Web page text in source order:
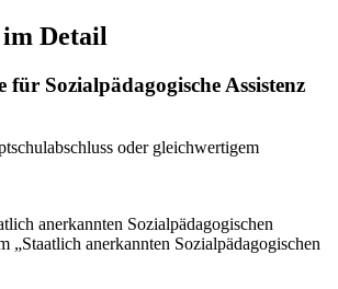
im Detail
für Sozialpädagogische Assistenz
oder gleichwertigem
anerkannten Sozialpädagogischen
„Staatlich anerkannten Sozialpädagogischen